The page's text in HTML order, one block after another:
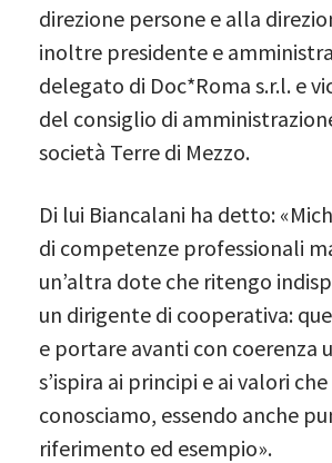
direzione persone e alla
inoltre presidente e
delegato di Doc*Roma s.r.l. e
del consiglio di
società Terre di Mezzo.
Di lui Biancalani ha detto:
di competenze professionali
un’altra dote che ritengo
un dirigente di cooperativa:
e portare avanti con coerenza
s’ispira ai principi e ai valori
conosciamo, essendo anche
riferimento ed esempio».